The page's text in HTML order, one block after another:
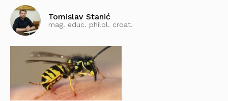
Tomislav Stanić
mag. educ. philol. croat.